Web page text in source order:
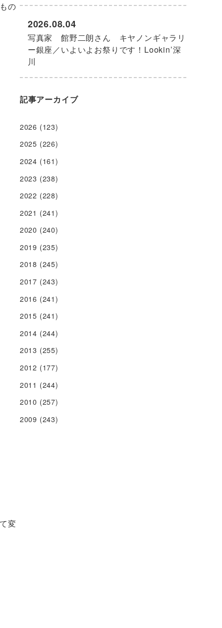
の
変
写真家 館野二朗さん キヤノンギャラリ
ー銀座／いよいよお祭りです！Lookin’深
川
2026.08.04
記事アーカイブ
2026 (123)
2025 (226)
2024 (161)
2023 (238)
2022 (228)
2021 (241)
2020 (240)
2019 (235)
2018 (245)
2017 (243)
2016 (241)
2015 (241)
2014 (244)
2013 (255)
2012 (177)
2011 (244)
2010 (257)
2009 (243)